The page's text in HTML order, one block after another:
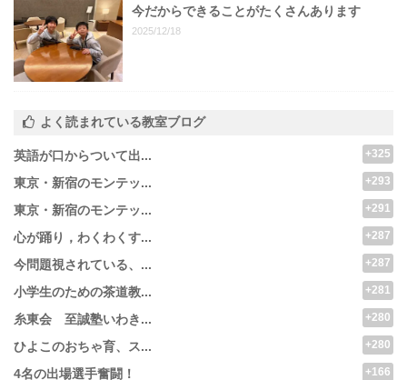
今だからできることがたくさんあります
2025/12/18
よく読まれている教室ブログ
英語が口からついて出... +325
東京・新宿のモンテッ... +293
東京・新宿のモンテッ... +291
心が踊り，わくわくす... +287
今問題視されている、... +287
小学生のための茶道教... +281
糸東会 至誠塾いわき... +280
ひよこのおちゃ育、ス... +280
4名の出場選手奮闘！ +166